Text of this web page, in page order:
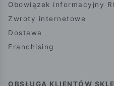
Obowiązek informacyjny
Zwroty internetowe
Dostawa
Franchising
OBSŁUGA KLIENTÓW